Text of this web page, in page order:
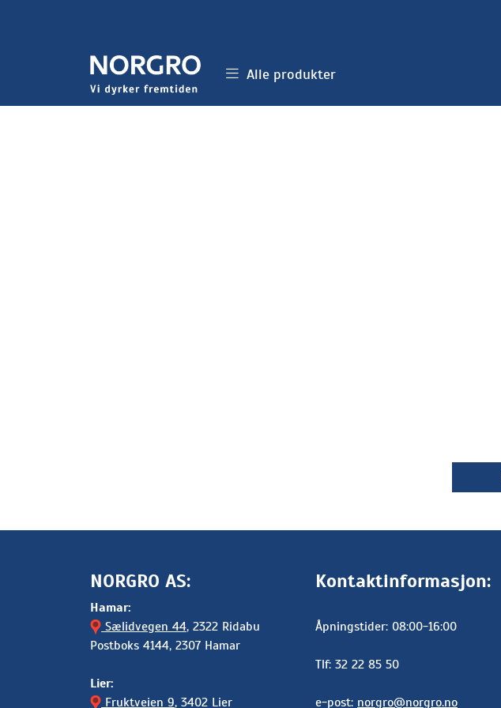
Alle produkter
NORGRO AS:
Hamar:
Sælidvegen 44, 2322 Ridabu
Postboks 4144, 2307 Hamar
Lier:
Fruktveien 9, 3402 Lier
Kontaktinformasjon:
Åpningstider: 08:00-16:00
Tlf: 32 22 85 50
e-post: norgro@norgro.no